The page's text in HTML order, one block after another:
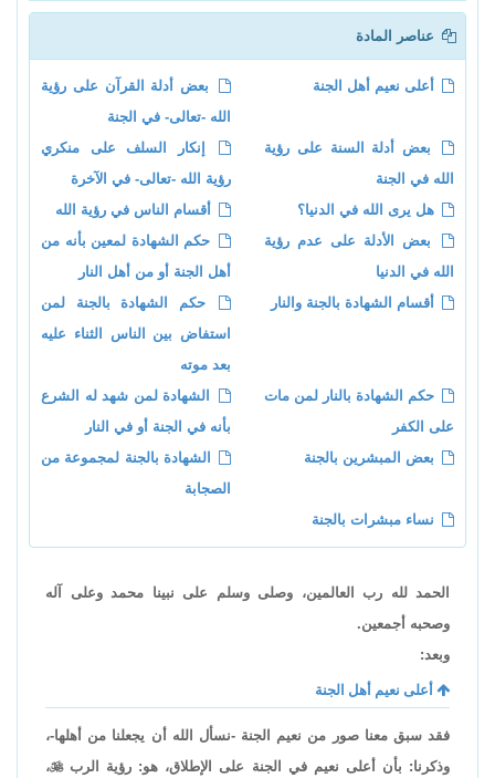
عناصر المادة
أعلى نعيم أهل الجنة
بعض أدلة القرآن على رؤية
الله -تعالى- في الجنة
بعض أدلة السنة على رؤية
الله في الجنة
إنكار السلف على منكري
رؤية الله -تعالى- في الآخرة
هل يرى الله في الدنيا؟
أقسام الناس في رؤية الله
بعض الأدلة على عدم رؤية
الله في الدنيا
حكم الشهادة لمعين بأنه من
أهل الجنة أو من أهل النار
أقسام الشهادة بالجنة والنار
حكم الشهادة بالجنة لمن
استفاض بين الناس الثناء عليه
بعد موته
حكم الشهادة بالنار لمن مات
على الكفر
الشهادة لمن شهد له الشرع
بأنه في الجنة أو في النار
بعض المبشرين بالجنة
الشهادة بالجنة لمجموعة من
الصجابة
نساء مبشرات بالجنة
الحمد لله رب العالمين، وصلى وسلم على نبينا محمد وعلى آله
وصحبه أجمعين.
وبعد:
أعلى نعيم أهل الجنة
فقد سبق معنا صور من نعيم الجنة -نسأل الله أن يجعلنا من أهلها-،
وذكرنا: بأن أعلى نعيم في الجنة على الإطلاق، هو: رؤية الرب،